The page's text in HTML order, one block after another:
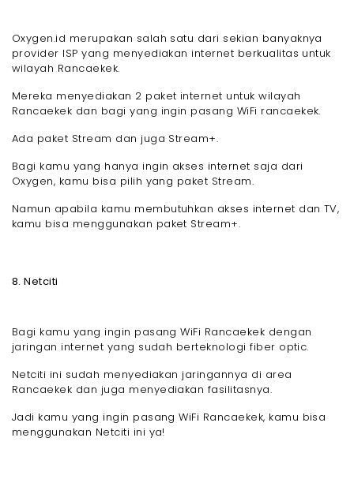
Oxygen.id merupakan salah satu dari sekian banyaknya
provider ISP yang menyediakan internet berkualitas untuk
wilayah Rancaekek.
Mereka menyediakan 2 paket internet untuk wilayah
Rancaekek dan bagi yang ingin pasang WiFi rancaekek.
Ada paket Stream dan juga Stream+.
Bagi kamu yang hanya ingin akses internet saja dari
Oxygen, kamu bisa pilih yang paket Stream.
Namun apabila kamu membutuhkan akses internet dan TV,
kamu bisa menggunakan paket Stream+.
8. Netciti
Bagi kamu yang ingin pasang WiFi Rancaekek dengan
jaringan internet yang sudah berteknologi fiber optic.
Netciti ini sudah menyediakan jaringannya di area
Rancaekek dan juga menyediakan fasilitasnya.
Jadi kamu yang ingin pasang WiFi Rancaekek, kamu bisa
menggunakan Netciti ini ya!